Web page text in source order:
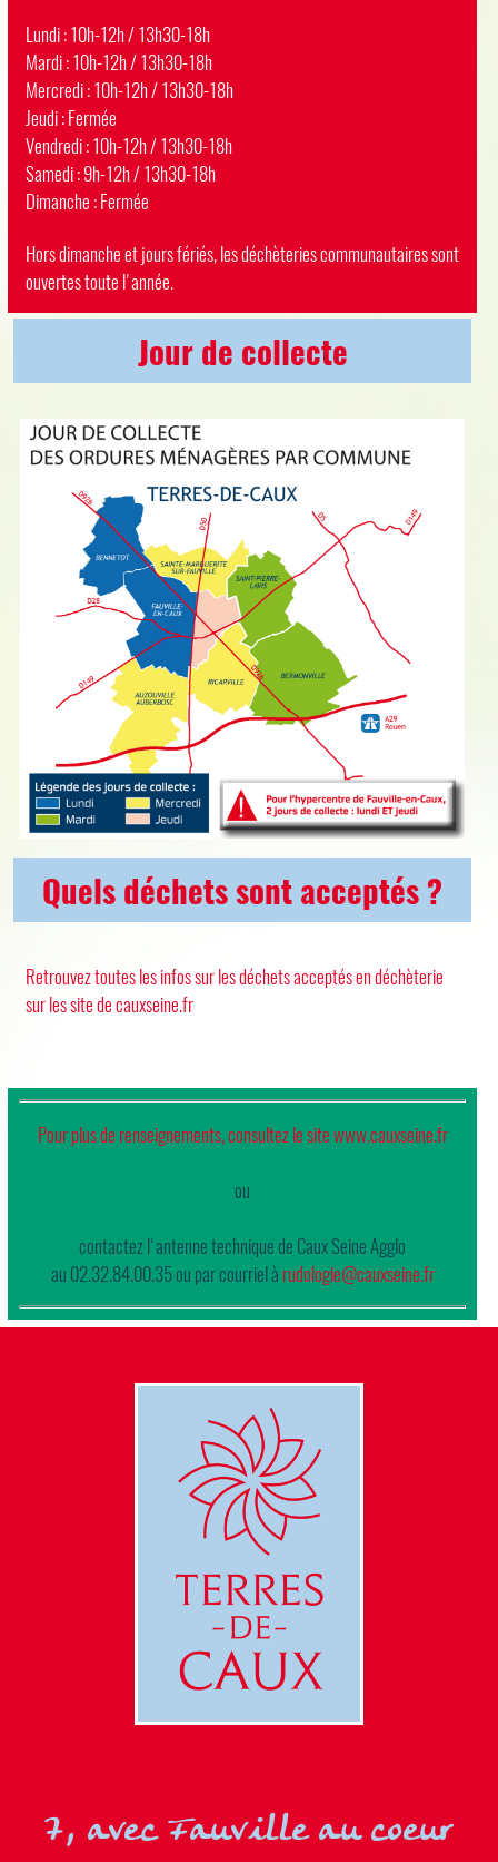
Lundi : 10h-12h / 13h30-18h
Mardi : 10h-12h / 13h30-18h
Mercredi : 10h-12h / 13h30-18h
Jeudi : Fermée
Vendredi : 10h-12h / 13h30-18h
Samedi : 9h-12h / 13h30-18h
Dimanche : Fermée
Hors dimanche et jours fériés, les déchèteries communautaires sont
ouvertes toute l'année.
Jour de collecte
Quels déchets sont acceptés ?
Retrouvez toutes les infos sur les déchets acceptés en déchèterie
sur les site de cauxseine.fr
Pour plus de renseignements, consultez le site www.cauxseine.fr
ou
contactez l'antenne technique de Caux Seine Agglo
au 02.32.84.00.35 ou par courriel à rudologie@cauxseine.fr
7, avec Fauville au coeur